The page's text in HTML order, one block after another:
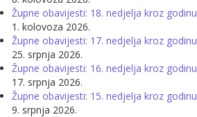
Župne obavijesti: 18. nedjelja kroz godinu
1. kolovoza 2026.
Župne obavijesti: 17. nedjelja kroz godinu
25. srpnja 2026.
Župne obavijesti: 16. nedjelja kroz godinu
17. srpnja 2026.
Župne obavijesti: 15. nedjelja kroz godinu
9. srpnja 2026.